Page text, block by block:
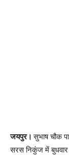
जयपुर।सुभाष चौक
सरस निकुंज में बुधवार